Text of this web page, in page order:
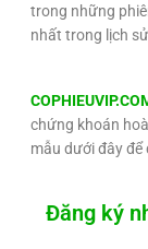
trong những
nhất trong lịch
chứng khoán
mẫu dưới đây
Đăng ký